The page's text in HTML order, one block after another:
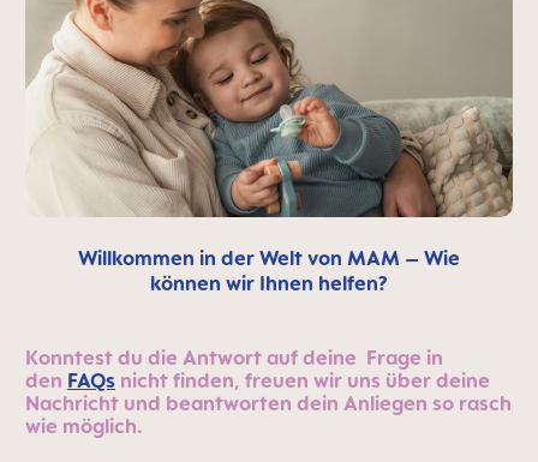
Willkommen in der Welt von MAM – Wie
können wir Ihnen helfen?
Konntest du die Antwort auf deine Frage in
den FAQs nicht finden, freuen wir uns über deine
Nachricht und beantworten dein Anliegen so rasch
wie möglich.